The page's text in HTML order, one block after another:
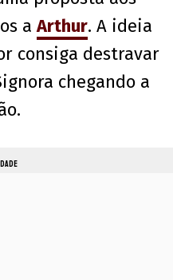
aArthur. A ideia
consiga destravar
chegando a